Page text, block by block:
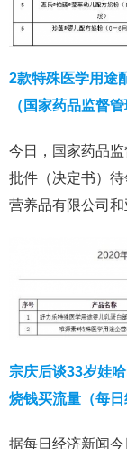
2款特殊医学用途
（国家药品监督管
今日，国家药品
批件（决定书）
营养品有限公司
宗庆后谈33岁娃
烧钱买流量（每日
据每日经济新闻